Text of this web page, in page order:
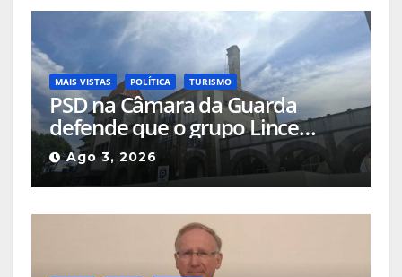
MAIS VISTAS POLÍTICA TURISMO
PSD na Câmara da Guarda
defende que o grupo Lince
deveria apresentar, na cidade, o
projeto que pretende
implementar no Hotel Turismo
Ago 3, 2026